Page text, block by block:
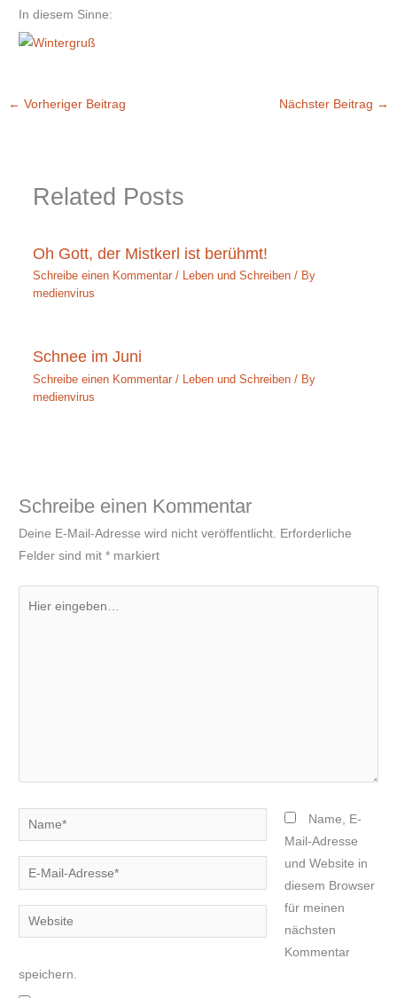
In diesem Sinne:
← Vorheriger Beitrag Nächster Beitrag →
Related Posts
Oh Gott, der Mistkerl ist berühmt!
Schreibe einen Kommentar / Leben und Schreiben/ By
medienvirus
Schnee im Juni
Schreibe einen Kommentar / Leben und Schreiben/ By
medienvirus
Schreibe einen Kommentar
Deine E-Mail-Adresse wird nicht veröffentlicht. Erforderliche
Felder sind mit* markiert
Name*
E-
Mail-
Website
Name, E-
Mail-Adresse
und Website in
diesem Browser
für meinen
nächsten
Kommentar
speichern.